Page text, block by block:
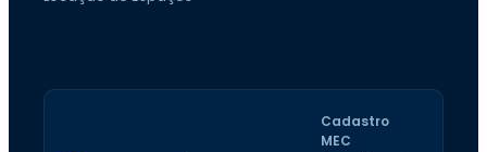
Cadastro
MEC